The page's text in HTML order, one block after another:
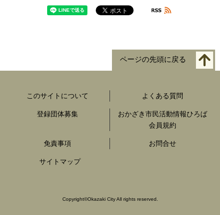
ページの先頭に戻る
このサイトについて よくある質問
登録団体募集
おかざき市民活動情報ひろば
会員規約
免責事項 お問合せ
サイトマップ
Copyright©Okazaki City All rights reserved.